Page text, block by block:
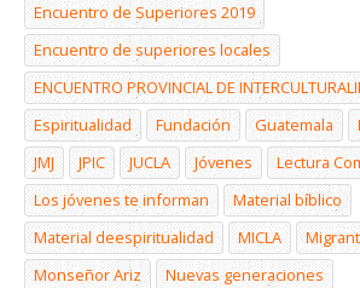
Encuentro de Superiores 2019
Encuentro de superiores locales
ENCUENTRO PROVINCIAL DE
Espiritualidad
Fundación Guatemala
JMJ
JPIC JUCLA Jóvenes
Lectura
Los jóvenes te informan
Material bíblico
Material deespiritualidad
MICLA
Monseñor Ariz
Nuevas generaciones